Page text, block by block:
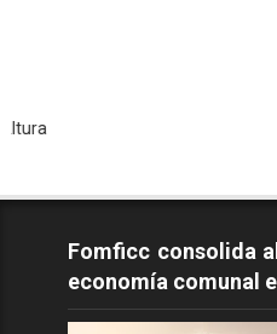
Fomficc consolida
economía comunal